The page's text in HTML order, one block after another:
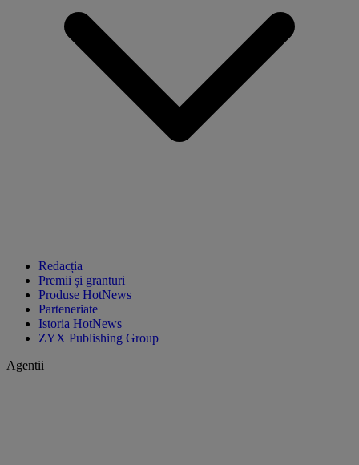
Redacția
Premii și granturi
Produse HotNews
Parteneriate
Istoria HotNews
ZYX Publishing Group
Agentii